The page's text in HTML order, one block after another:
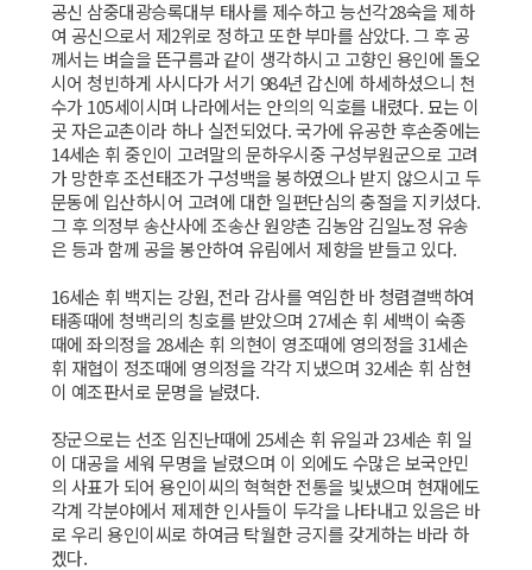
공신 삼중대광승록대부 태사를 제수하고 능선각28숙을 제하
여 공신으로서 제2위로 정하고 또한 부마를 삼았다. 그 후 공
께서는 벼슬을 뜬구름과 같이 생각하시고 고향인 용인에 돌오
시어 청빈하게 사시다가 서기 984년 갑신에 하세하셨으니 천
수가 105세이시며 나라에서는 안의의 익호를 내렸다. 묘는 이
곳 자은교촌이라 하나 실전되었다. 국가에 유공한 후손중에는
14세손 휘 중인이 고려말의 문하우시중 구성부원군으로 고려
가 망한후 조선태조가 구성백을 봉하였으나 받지 않으시고 두
문동에 입산하시어 고려에 대한 일편단심의 충절을 지키셨다.
그 후 의정부 송산사에 조송산 원양촌 김농암 김일노정 유송
은 등과 함께 공을 봉안하여 유림에서 제향을 받들고 있다.
16세손 휘 백지는 강원, 전라 감사를 역임한 바 청렴결백하여
태종때에 청백리의 칭호를 받았으며 27세손 휘 세백이 숙종
때에 좌의정을 28세손 휘 의현이 영조때에 영의정을 31세손
휘 재협이 정조때에 영의정을 각각 지냈으며 32세손 휘 삼현
이 예조판서로 문명을 날렸다.
장군으로는 선조 임진난때에 25세손 휘 유일과 23세손 휘 일
이 대공을 세워 무명을 날렸으며 이 외에도 수많은 보국안민
의 사표가 되어 용인이씨의 혁혁한 전통을 빛냈으며 현재에도
각계 각분야에서 제제한 인사들이 두각을 나타내고 있음은 바
로 우리 용인이씨로 하여금 탁월한 긍지를 갖게하는 바라 하
겠다.